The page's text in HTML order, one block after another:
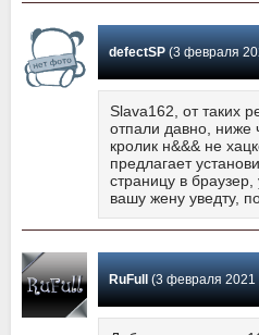
defectSP(3 февраля 2021
Slava162, от таких
отпали давно, ниже
кролик н&&& не
предлагает
страницу в браузер,
вашу жену уведту,
RuFull(3 февраля 2021 13:16)